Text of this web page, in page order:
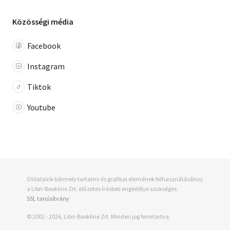
Közösségi média
Facebook
Instagram
Tiktok
Youtube
Oldalaink bármely tartalmi és grafikai elemének felhasználásához
a Libri-Bookline Zrt. előzetes írásbeli engedélye szükséges.
SSL tanúsítvány
© 2001 - 2026, Libri-Bookline Zrt. Minden jog fenntartva.